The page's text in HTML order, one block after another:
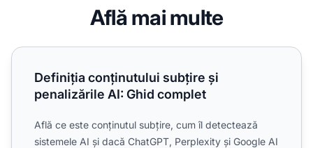
Află mai multe
Definiția conținutului subțire și penalizările AI: Ghid
Definiția conținutului subțire și
penalizările AI: Ghid complet
Află ce este conținutul subțire, cum îl detectează
sistemele AI și dacă ChatGPT, Perplexity și Google AI